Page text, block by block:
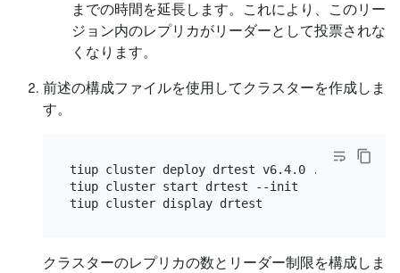
までの時間を延長します。これにより、このリー
ジョン内のレプリカがリーダーとして投票されな
くなります。
前述の構成ファイルを使用してクラスターを作成しま
す。
tiup cluster deploy drtest v6.4.0 ./topo.yaml
tiup cluster start drtest --init
クラスターのレプリカの数とリーダー制限を構成しま